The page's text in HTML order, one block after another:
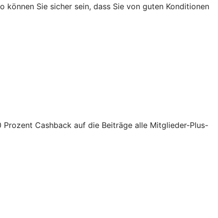
Sie sicher sein, dass Sie von guten Konditionen
Cashback auf die Beiträge alle Mitglieder-Plus-